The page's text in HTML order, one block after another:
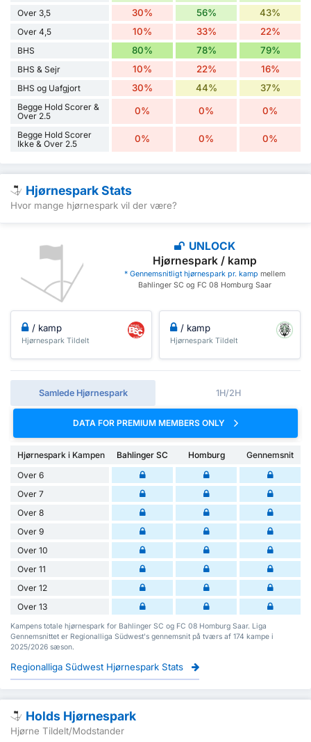
Over 3,5 30% 56% 43%
Over 4,5 10% 33% 22%
BHS 80% 78% 79%
BHS & Sejr 10% 22% 16%
BHS og Uafgjort 30% 44% 37%
Begge Hold Scorer &
Over 2.5
0% 0% 0%
Begge Hold Scorer
Ikke & Over 2.5
0% 0% 0%
Hjørnespark Stats
Hvor mange hjørnespark vil der være?
UNLOCK
Hjørnespark / kamp
* Gennemsnitligt hjørnespark pr. kamp mellem
Bahlinger SC og FC 08 Homburg Saar
/ kamp
Hjørnespark Tildelt
/ kamp
Hjørnespark Tildelt
Samlede Hjørnespark 1H/2H
DATA FOR PREMIUM MEMBERS ONLY
Hjørnespark i Kampen Bahlinger SC Homburg
Gennemsnit
Over 6
Over 7
Over 8
Over 9
Over 10
Over 11
Over 12
Over 13
Kampens totale hjørnespark for Bahlinger SC og FC 08 Homburg Saar. Liga
Gennemsnittet er Regionalliga Südwest's gennemsnit på tværs af 174 kampe i
2025/2026 sæson.
Regionalliga Südwest Hjørnespark Stats
Holds Hjørnespark
Hjørne Tildelt/Modstander